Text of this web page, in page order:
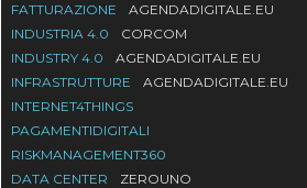
FATTURAZIONE
AGENDADIGITALE.EU
INDUSTRIA 4.0
CORCOM
INDUSTRY 4.0
AGENDADIGITALE.EU
INFRASTRUTTURE
AGENDADIGITALE.EU
INTERNET4THINGS
PAGAMENTIDIGITALI
RISKMANAGEMENT360
DATA CENTER
ZEROUNO